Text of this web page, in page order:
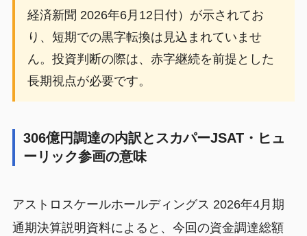
経済新聞 2026年6月12日付）が示されてお
り、短期での黒字転換は見込まれていませ
ん。投資判断の際は、赤字継続を前提とした
長期視点が必要です。
306億円調達の内訳とスカパーJSAT・ヒュ
ーリック参画の意味
アストロスケールホールディングス 2026年4月期
通期決算説明資料によると、今回の資金調達総額